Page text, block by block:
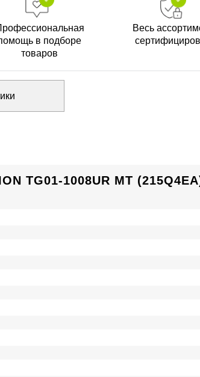
в подборе
товаров
Весь
TG01-1008UR MT